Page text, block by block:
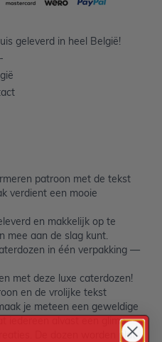
geleverd in heel België!
patroon met de tekst
verdient een mooie
en makkelijk op te
mee aan de slag kunt.
in één verpakking —
met deze luxe caterdozen!
en de vrolijke tekst
je meteen een geweldige
iedereen alvast een glimp
De dozen worden plat